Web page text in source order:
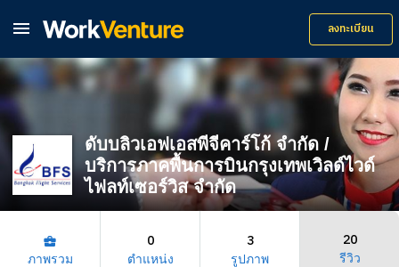
 ลงทะเบียน
ดับบลิวเอฟเอสพีจีคาร์โก้ จำกัด /
บริการภาคพื้นการบินกรุงเทพเวิลด์ไวด์
ไฟลท์เซอร์วิส จำกัด
business_center
ภาพรวม
0
ตำแหน่ง
3
รูปภาพ
20
รีวิว